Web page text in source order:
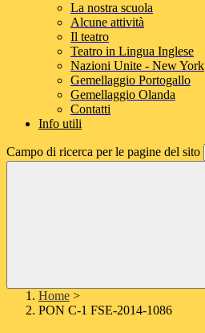
La nostra scuola
Alcune attività
Il teatro
Teatro in Lingua Inglese
Nazioni Unite - New York
Gemellaggio Portogallo
Gemellaggio Olanda
Contatti
Info utili
Campo di ricerca per le pagine del sito
Home >
PON C-1 FSE-2014-1086